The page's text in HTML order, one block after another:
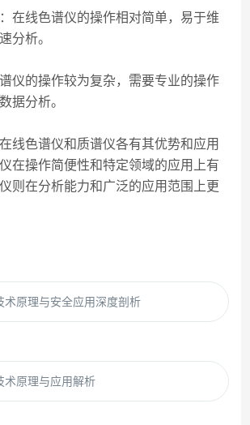
线色谱仪的操作相对简单，易于维
分析。
的操作较为复杂，需要专业的操作
据分析。
色谱仪和质谱仪各有其优势和应用
在操作简便性和特定领域的应用上有
则在分析能力和广泛的应用范围上更
术原理与安全应用深度剖析
术原理与应用解析